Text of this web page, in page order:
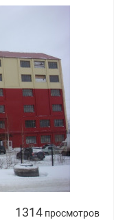
1314 просмотров